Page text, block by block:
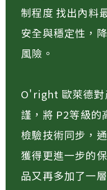
制程度 找出內料
安全與穩定性，
風險​。
O'right 歐萊德對
謹，將 P2等級的
檢驗技術同步，
獲得更進一步的
品又再多加了一